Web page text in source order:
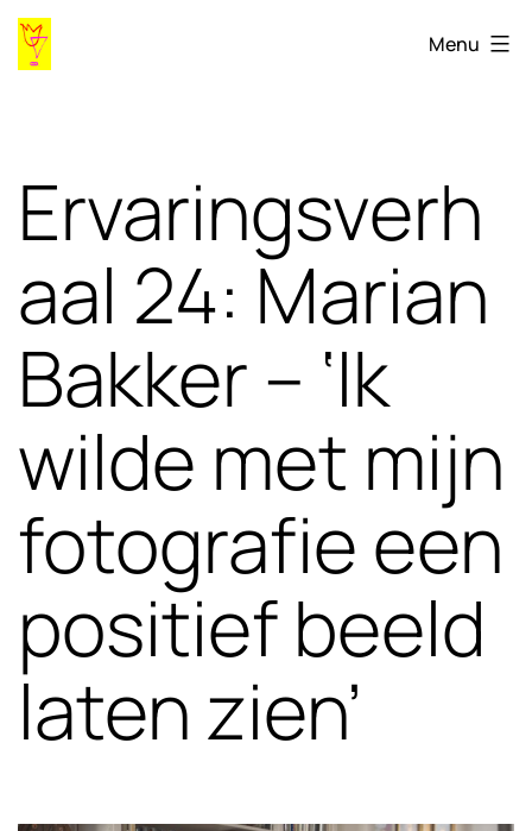
Ga
naarGaygames98.ihlia.nl Menu
Ervaringsverh
aal 24: Marian
Bakker – ‘Ik
wilde met mijn
fotografie een
positief beeld
laten zien’